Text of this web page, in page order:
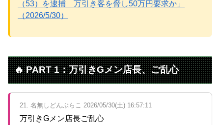
（53）を逮捕 万引き客を脅し50万円要求か」
（2026/5/30）
🔥 PART 1：万引きGメン店長、ご乱心
21. 名無しどんぶらこ 2026/05/30(土) 16:57:11
万引きGメン店長ご乱心